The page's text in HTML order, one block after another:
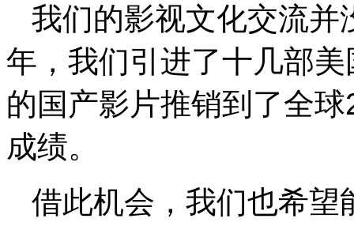
我们的影视文化交流并
年，我们引进了十几部
的国产影片推销到了全
成绩。
借此机会，我们也希望